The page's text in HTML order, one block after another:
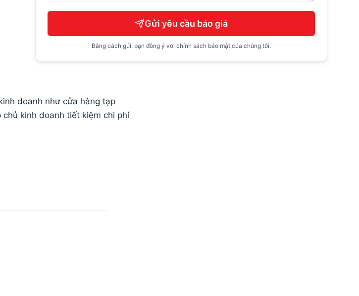
Gửi yêu cầu báo giá
Bằng cách gửi, bạn đồng ý với chính sách bảo mật của chúng tôi.
doanh như cửa hàng tạp
kinh doanh tiết kiệm chi phí